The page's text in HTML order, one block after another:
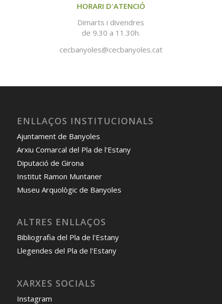
HORARI D'ATENCIÓ
Dimarts i divendres
de 9.30 a 11.30h.
cecbanyoles@cecbanyoles.cat
ENLLAÇOS INSTITUCIONALS
Ajuntament de Banyoles
Arxiu Comarcal del Pla de l'Estany
Diputació de Girona
Institut Ramon Muntaner
Museu Arquològic de Banyoles
ALTRES ENLLAÇOS
Bibliografia del Pla de l'Estany
Llegendes del Pla de l'Estany
XARXES SOCIALS
Instagram